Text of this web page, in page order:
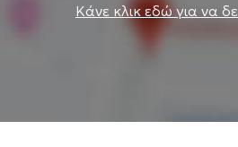
Κάνε κλικ εδώ για να